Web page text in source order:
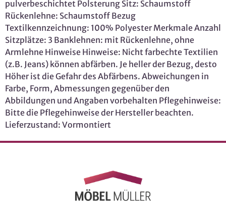
pulverbeschichtet Polsterung Sitz: Schaumstoff
Rückenlehne: Schaumstoff Bezug
Textilkennzeichnung: 100% Polyester Merkmale Anzahl
Sitzplätze: 3 Banklehnen: mit Rückenlehne, ohne
Armlehne Hinweise Hinweise: Nicht farbechte Textilien
(z.B. Jeans) können abfärben. Je heller der Bezug, desto
Höher ist die Gefahr des Abfärbens. Abweichungen in
Farbe, Form, Abmessungen gegenüber den
Abbildungen und Angaben vorbehalten Pflegehinweise:
Bitte die Pflegehinweise der Hersteller beachten.
Lieferzustand: Vormontiert